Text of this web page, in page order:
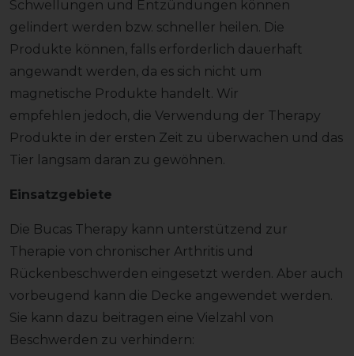
Schwellungen und Entzündungen können
gelindert werden bzw. schneller heilen. Die
Produkte können, falls erforderlich dauerhaft
angewandt werden, da es sich nicht um
magnetische Produkte handelt. Wir
empfehlen jedoch, die Verwendung der Therapy
Produkte in der ersten Zeit zu überwachen und das
Tier langsam daran zu gewöhnen.
Einsatzgebiete
Die Bucas Therapy kann unterstützend zur
Therapie von chronischer Arthritis und
Rückenbeschwerden eingesetzt werden. Aber auch
vorbeugend kann die Decke angewendet werden.
Sie kann dazu beitragen eine Vielzahl von
Beschwerden zu verhindern: